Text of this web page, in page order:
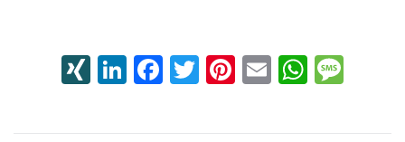
XINGLinkedIn
Facebook
Twitter
Pinterest
Email